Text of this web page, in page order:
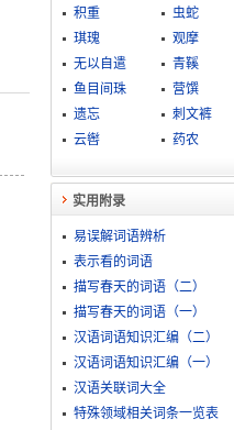
积重
虫蛇
琪瑰
观摩
无以自遣
青鞵
鱼目间珠
营馔
遗忘
刺文裤
云辔
药农
实用附录
易误解词语辨析
表示看的词语
描写春天的词语（二）
描写春天的词语（一）
汉语词语知识汇编（二）
汉语词语知识汇编（一）
汉语关联词大全
特殊领域相关词条一览表